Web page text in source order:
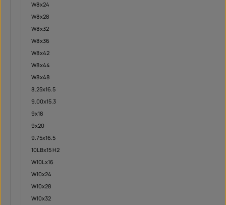
W8x24
W8x28
W8x32
W8x36
W8x42
W8x44
W8x48
8.25x16.5
9.00x15.3
9x18
9x20
9.75x16.5
10LBx15 H2
W10Lx16
W10x24
W10x28
W10x32